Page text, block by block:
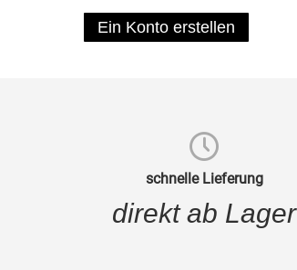
Ein Konto erstellen
schnelle Lieferung
direkt ab Lager